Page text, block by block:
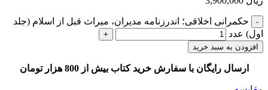
حکمرانی اخلاقی؛ اندرزنامه مدیران، میراث قبل از اسلام (جلد
اول) عدد
افزودن به سبد خرید
ارسال رایگان با سفارش خرید کتاب بیش از 800 هزار تومان